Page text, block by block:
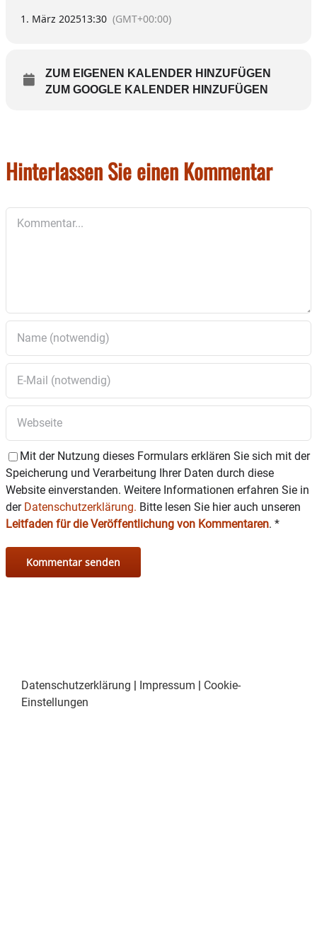
1. März 202513:30 (GMT+00:00)
ZUM EIGENEN KALENDER HINZUFÜGEN
ZUM GOOGLE KALENDER HINZUFÜGEN
Hinterlassen Sie einen Kommentar
Mit der Nutzung dieses Formulars erklären Sie sich mit der
Speicherung und Verarbeitung Ihrer Daten durch diese
Website einverstanden. Weitere Informationen erfahren Sie in
der Datenschutzerklärung. Bitte lesen Sie hier auch unseren
Leitfaden für die Veröffentlichung von Kommentaren. *
Datenschutzerklärung | Impressum | Cookie-
Einstellungen